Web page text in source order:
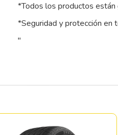
*Todos los productos están
*Seguridad y protección en
"